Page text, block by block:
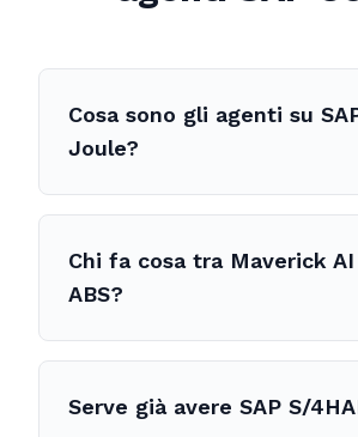
Cosa sono gli agenti su
Joule?
Chi fa cosa tra Maverick AI
ABS?
Serve già avere SAP S/